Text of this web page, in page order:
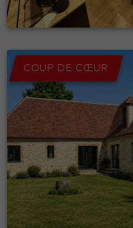
COUP DE CŒUR